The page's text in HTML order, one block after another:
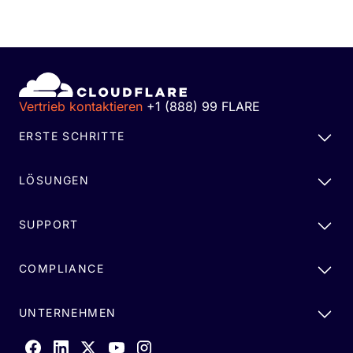
Vertrieb kontaktieren +1 (888) 99 FLARE
ERSTE SCHRITTE
LÖSUNGEN
SUPPORT
COMPLIANCE
UNTERNEHMEN